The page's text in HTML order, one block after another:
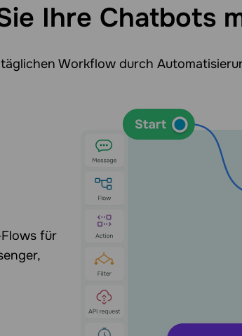
Ihre Chatbots
Workflow durch
für